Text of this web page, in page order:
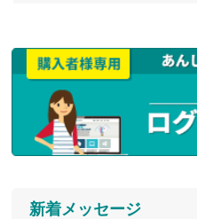
新着メッセージ